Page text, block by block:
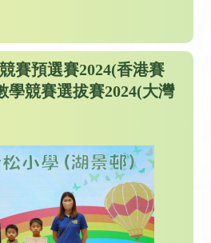
賽預選賽2024(香港賽
學競賽選拔賽2024(大灣